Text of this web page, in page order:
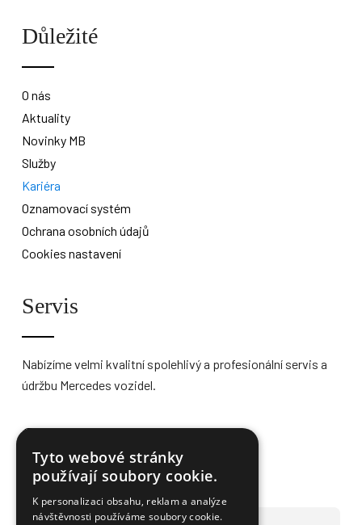
Důležité
O nás
Aktuality
Novinky MB
Služby
Kariéra
Oznamovací systém
Ochrana osobních údajů
Cookies nastavení
Servis
Nabízíme velmi kvalitní spolehlivý a profesionální servis a
údržbu Mercedes vozidel.
Tyto webové stránky
používají soubory cookie.
K personalizaci obsahu, reklam a analýze
návštěvnosti používáme soubory cookie.